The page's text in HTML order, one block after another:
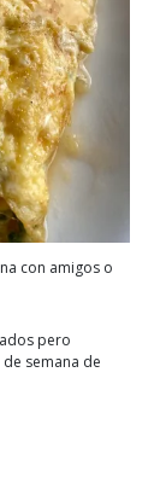
con amigos o
pero
semana de